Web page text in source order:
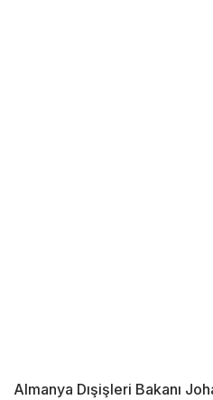
Almanya Dışişleri Bakanı